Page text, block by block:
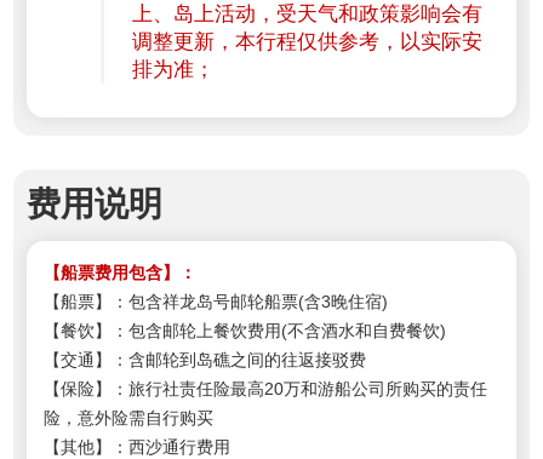
上、岛上活动，受天气和政策影响会有
调整更新，本行程仅供参考，以实际安
排为准；
费用说明
【船票费用包含】：
【船票】：包含祥龙岛号邮轮船票(含3晚住宿)
【餐饮】：包含邮轮上餐饮费用(不含酒水和自费餐饮)
【交通】：含邮轮到岛礁之间的往返接驳费
【保险】
：旅行社责任险最高20万和游船公司所购买的责任
险，意外险需自行购买
【其他】
：西沙通行费用